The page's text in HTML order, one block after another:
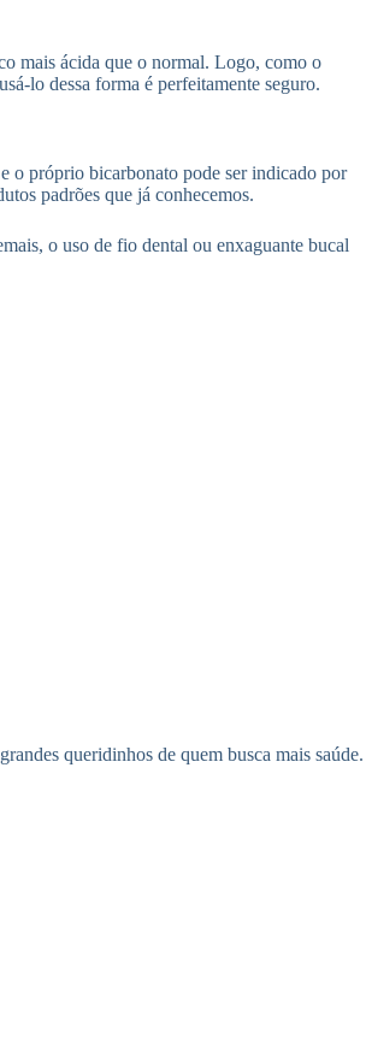
mais ácida que o normal. Logo, como o
lo dessa forma é perfeitamente seguro.
o próprio bicarbonato pode ser indicado por
padrões que já conhecemos.
o uso de fio dental ou enxaguante bucal
queridinhos de quem busca mais saúde.